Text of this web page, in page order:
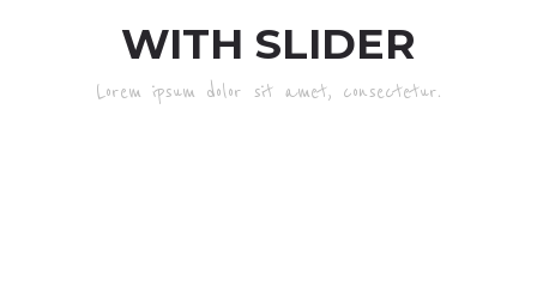
WITH SLIDER
Lorem ipsum dolor sit amet, consectetur.